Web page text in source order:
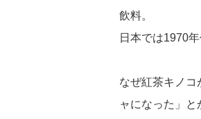
飲料。
日本では1970
なぜ紅茶キノ
ャになった」